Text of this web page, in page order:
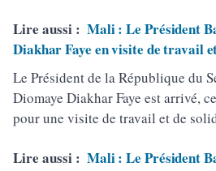
Lire aussi : Mali : Le Président
Diakhar Faye en visite de travail
Le Président de la République du
Diomaye Diakhar Faye est arrivé,
pour une visite de travail et de
Lire aussi : Mali : Le Président